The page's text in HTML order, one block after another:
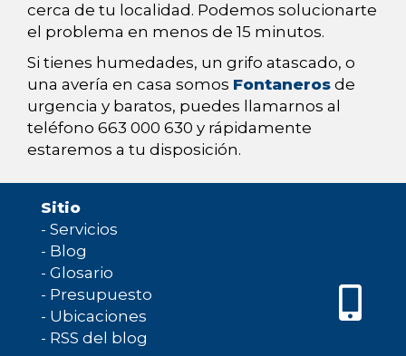
cerca de tu localidad. Podemos solucionarte
el problema en menos de 15 minutos.
Si tienes humedades, un grifo atascado, o
una avería en casa somos Fontaneros de
urgencia y baratos, puedes llamarnos al
teléfono 663 000 630 y rápidamente
estaremos a tu disposición.
Sitio
- Servicios
- Blog
- Glosario
- Presupuesto
- Ubicaciones
- RSS del blog